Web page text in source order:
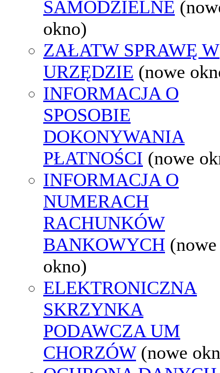
SAMODZIELNE
okno)
ZAŁATW SPRAWĘ W
URZĘDZIE (nowe
INFORMACJA O
SPOSOBIE
DOKONYWANIA
PŁATNOŚCI (nowe
INFORMACJA O
NUMERACH
RACHUNKÓW
BANKOWYCH (nowe
okno)
ELEKTRONICZNA
SKRZYNKA
PODAWCZA UM
CHORZÓW (nowe